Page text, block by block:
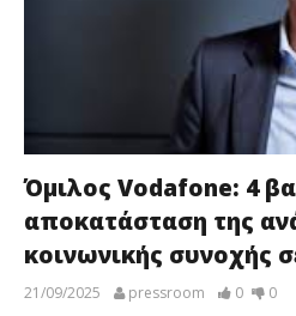
Όμιλος Vodafone: 4
αποκατάσταση της
κοινωνικής συνοχής
21/09/2025 pressroom 0 0